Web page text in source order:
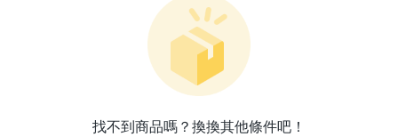
找不到商品嗎？換換其他條件吧！